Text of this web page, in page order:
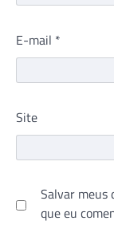
E-mail *
Site
Salvar meus
que eu